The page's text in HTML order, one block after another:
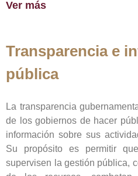
Ver más
Transparencia e
pública
La transparencia
de los gobiernos de hacer
información sobre sus
Su propósito es permitir
supervisen la gestión pública,